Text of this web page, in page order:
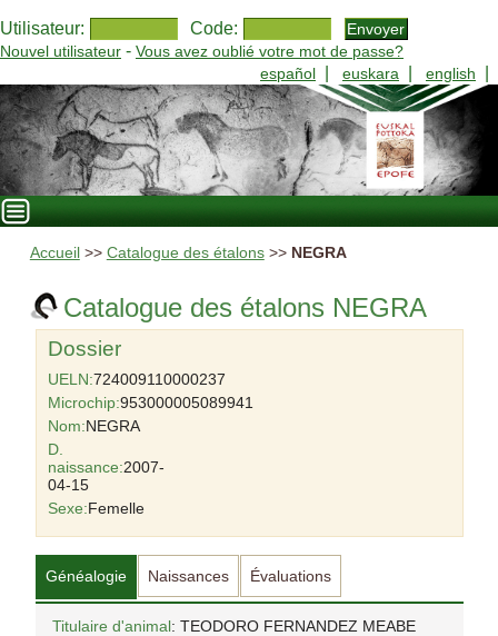
Utilisateur: Code:
Nouvel utilisateur - Vous avez oublié votre mot de passe?
español
euskara english
Accueil >> Catalogue des étalons>> NEGRA
Catalogue des étalons NEGRA
Dossier
UELN:724009110000237
Microchip:953000005089941
Nom:NEGRA
D.
naissance:2007-
04-15
Sexe:Femelle
Généalogie Naissances Évaluations
Titulaire d'animal: TEODORO FERNANDEZ MEABE